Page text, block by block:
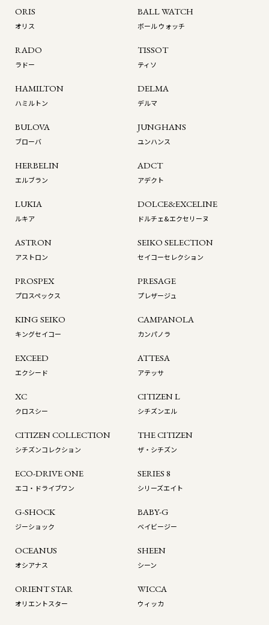
ORIS
オリス
BALL WATCH
ボール ウォッチ
RADO
ラドー
TISSOT
ティソ
HAMILTON
ハミルトン
DELMA
デルマ
BULOVA
ブローバ
JUNGHANS
ユンハンス
HERBELIN
エルブラン
ADCT
アデクト
LUKIA
ルキア
DOLCE&EXCELINE
ドルチェ&エクセリーヌ
ASTRON
アストロン
SEIKO SELECTION
セイコーセレクション
PROSPEX
プロスペックス
PRESAGE
プレザージュ
KING SEIKO
キングセイコー
CAMPANOLA
カンパノラ
EXCEED
エクシード
ATTESA
アテッサ
XC
クロスシー
CITIZEN L
シチズンエル
CITIZEN COLLECTION
シチズンコレクション
THE CITIZEN
ザ・シチズン
ECO-DRIVE ONE
エコ・ドライブワン
SERIES 8
シリーズエイト
G-SHOCK
ジーショック
BABY-G
ベイビージー
OCEANUS
オシアナス
SHEEN
シーン
ORIENT STAR
オリエントスター
WICCA
ウィッカ